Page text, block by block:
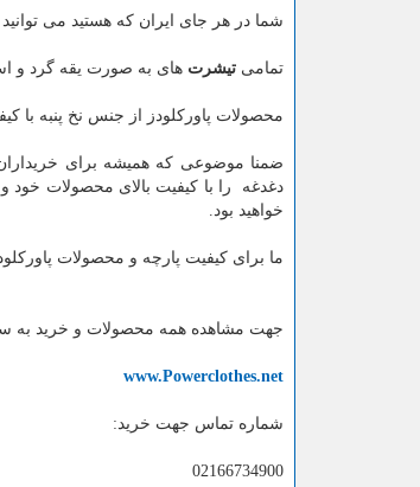
شما در هر جای ایران که هستید می
تمامی تیشرت های به صورت یقه گرد و
محصولات پاورکلودز از جنس نخ پنبه با
ضمنا موضوعی که همیشه برای
دغدغه را با کیفیت بالای محصولات
خواهید بود.
ما برای کیفیت پارچه و محصولات
جهت مشاهده همه محصولات و خرید به
www.Powerclothes.net
شماره تماس جهت خرید:
02166734900